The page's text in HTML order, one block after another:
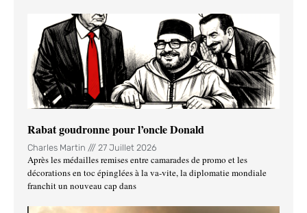
Rabat goudronne pour l’oncle Donald
Charles Martin 27 Juillet 2026
Après les médailles remises entre camarades de promo et les
décorations en toc épinglées à la va-vite, la diplomatie mondiale
franchit un nouveau cap dans